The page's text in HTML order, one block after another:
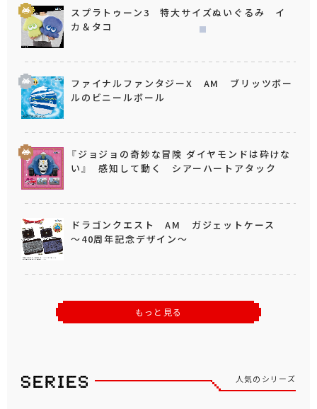
スプラトゥーン3 特大サイズぬいぐるみ イ
カ＆タコ
ファイナルファンタジーX AM ブリッツボー
ルのビニールボール
『ジョジョの奇妙な冒険 ダイヤモンドは砕けな
い』 感知して動く シアーハートアタック
ドラゴンクエスト AM ガジェットケース
～40周年記念デザイン～
もっと見る
人気のシリーズ